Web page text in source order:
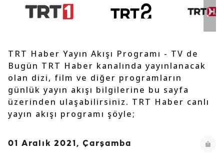
TRT Haber Yayın Akışı Programı - TV de
Bugün TRT Haber kanalında yayınlanacak
olan dizi, film ve diğer programların
günlük yayın akışı bilgilerine bu sayfa
üzerinden ulaşabilirsiniz. TRT Haber canlı
yayın akışı programı şöyle;
01 Aralık 2021, Çarşamba